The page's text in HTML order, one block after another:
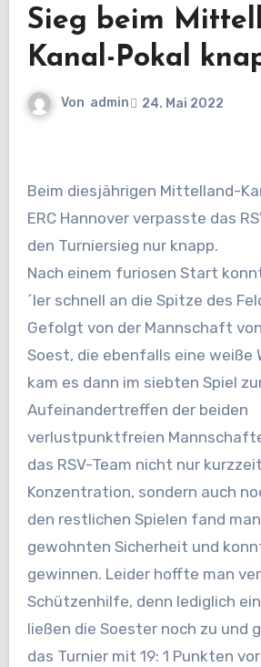
Sieg beim
Kanal-Pokal
Von admin 24. Mai 2022
Beim diesjährigen Mittelland-
ERC Hannover verpasste das
den Turniersieg nur knapp.
Nach einem furiosen Start
´ler schnell an die Spitze des
Gefolgt von der Mannschaft
Soest, die ebenfalls eine weiße
kam es dann im siebten Spiel
Aufeinandertreffen der beiden
verlustpunktfreien
das RSV-Team nicht nur
Konzentration, sondern auch
den restlichen Spielen fand
gewohnten Sicherheit und
gewinnen. Leider hoffte man
Schützenhilfe, denn lediglich
ließen die Soester noch zu und
das Turnier mit 19: 1 Punkten vor